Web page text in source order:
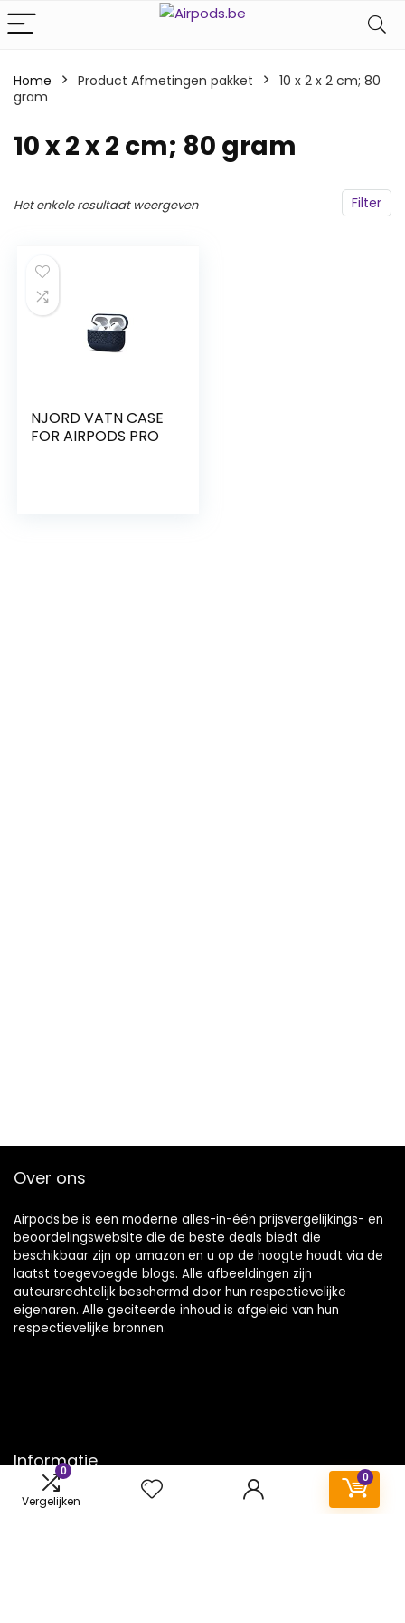
0
Vergelijken
0
Home Product Afmetingen pakket
‎10 x 2 x 2 cm; 80
gram
‎10 x 2 x 2 cm; 80 gram
Filter
Het enkele resultaat weergeven
NJORD VATN CASE
FOR AIRPODS PRO
Over ons
Airpods.be is een moderne alles-in-één prijsvergelijkings- en
beoordelingswebsite die de beste deals biedt die
beschikbaar zijn op amazon en u op de hoogte houdt via de
laatst toegevoegde blogs. Alle afbeeldingen zijn
auteursrechtelijk beschermd door hun respectievelijke
eigenaren. Alle geciteerde inhoud is afgeleid van hun
respectievelijke bronnen.
Informatie
Contact